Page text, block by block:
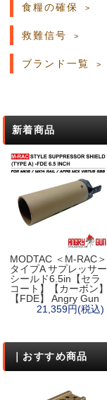
食糧の確保
救難信号
ブランド一覧
新着商品
MODTAC ＜M-RAC＞
タイプA サプレッサー
シールド6.5in【セラ
コート】【カーボン】
【FDE】 Angry Gun
21,359円(税込)
｜おすすめ商品